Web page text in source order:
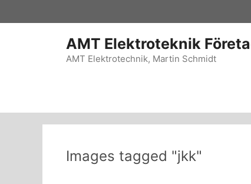
Inhalt
AMT Elektroteknik
AMT Elektrotechnik, Martin Schmidt
Images tagged "jkk"